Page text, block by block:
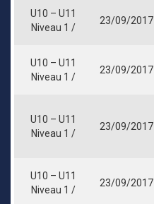
U10 – U11
Niveau 1 /
23/09/2017
U10 – U11
Niveau 1 /
23/09/2017
U10 – U11
Niveau 1 /
23/09/2017
U10 – U11
Niveau 1 /
23/09/2017